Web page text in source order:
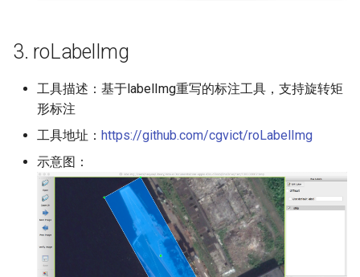
用教程
PaddleOCR-VL Intel Arc GPU
使用教程
3. roLabelImg
工具描述：基于labelImg重写的标注工具，支持旋转矩
形标注
工具地址： https://github.com/cgvict/roLabelImg
示意图：